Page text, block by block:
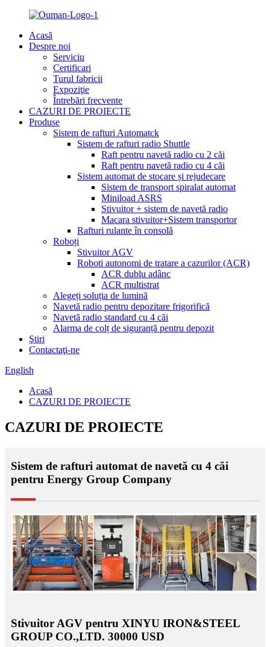
Acasă
Despre noi
Serviciu
Certificari
Turul fabricii
Expoziţie
Întrebări frecvente
CAZURI DE PROIECTE
Produse
Sistem de rafturi Automatck
Sistem de rafturi radio Shuttle
Raft pentru navetă radio cu 2 căi
Raft pentru navetă radio cu 4 căi
Sistem automat de stocare și rejudecare
Sistem de transport spiralat automat
Miniload ASRS
Stivuitor + sistem de navetă radio
Macara stivuitor+Sistem transportor
Rafturi rulante în consolă
Roboți
Stivuitor AGV
Roboti autonomi de tratare a cazurilor (ACR)
ACR dublu adânc
ACR multistrat
Alegeți soluția de lumină
Navetă radio pentru depozitare frigorifică
Navetă radio standard cu 4 căi
Alarma de colț de siguranță pentru depozit
Ştiri
Contactaţi-ne
English
Acasă
CAZURI DE PROIECTE
CAZURI DE PROIECTE
Sistem de rafturi automat de navetă cu 4 căi
pentru Energy Group Company
Stivuitor AGV pentru XINYU IRON&STEEL
GROUP CO.,LTD. 30000 USD